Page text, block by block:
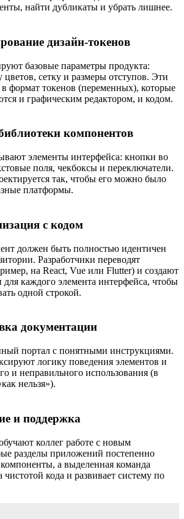
найти дубликаты и убрать лишнее.
дизайн-токенов
базовые параметры продукта:
сетку и размеры отступов. Эти
в формат токенов (переменных), которые
и графическим редактором, и кодом.
компонентов
элементы интерфейса: кнопки во
поля, чекбоксы и переключатели.
так, чтобы его можно было
платформы.
с кодом
должен быть полностью идентичен
Разработчики переводят
на React, Vue или Flutter) и создают
каждого элемента интерфейса, чтобы
одной строкой.
документации
портал с понятными инструкциями.
логику поведения элементов и
и неправильного использования (в
нельзя»).
и поддержка
коллег работе с новым
разделы приложений постепенно
а выделенная команда
чистотой кода и развивает систему по